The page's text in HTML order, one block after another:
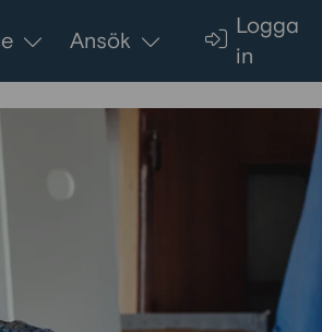
Ansök
Logga
in